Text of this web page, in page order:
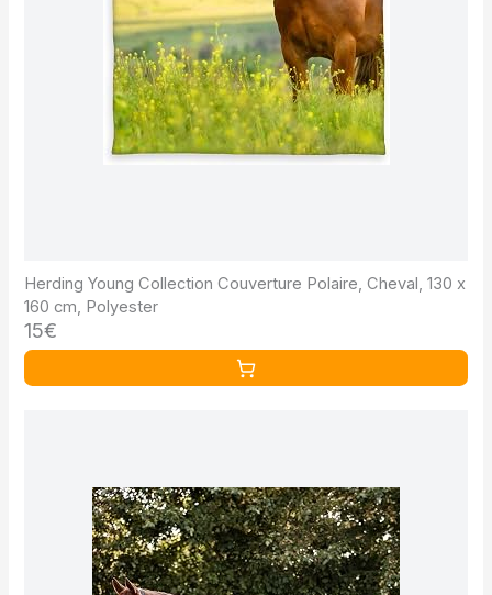
Herding Young Collection Couverture Polaire, Cheval, 130 x
160 cm, Polyester
15€